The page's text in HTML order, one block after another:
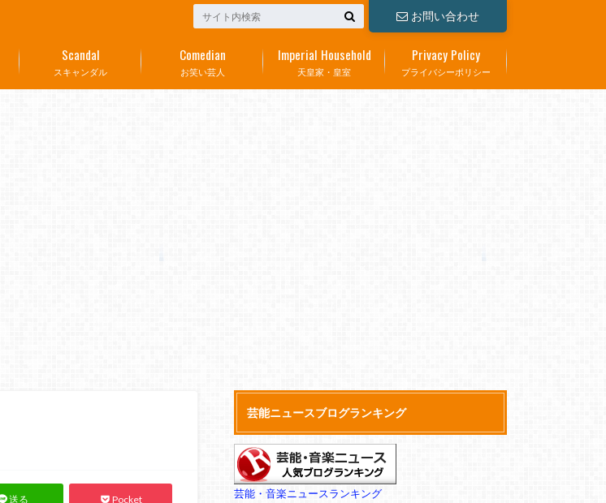
お問い合わせ
スキャンダル
Scandal
お笑い芸人
Comedian
天皇家・皇室
Imperial Household
プライバシーポリシー
Privacy Policy
送る Pocket
芸能ニュースブログランキング
芸能・音楽ニュースランキング